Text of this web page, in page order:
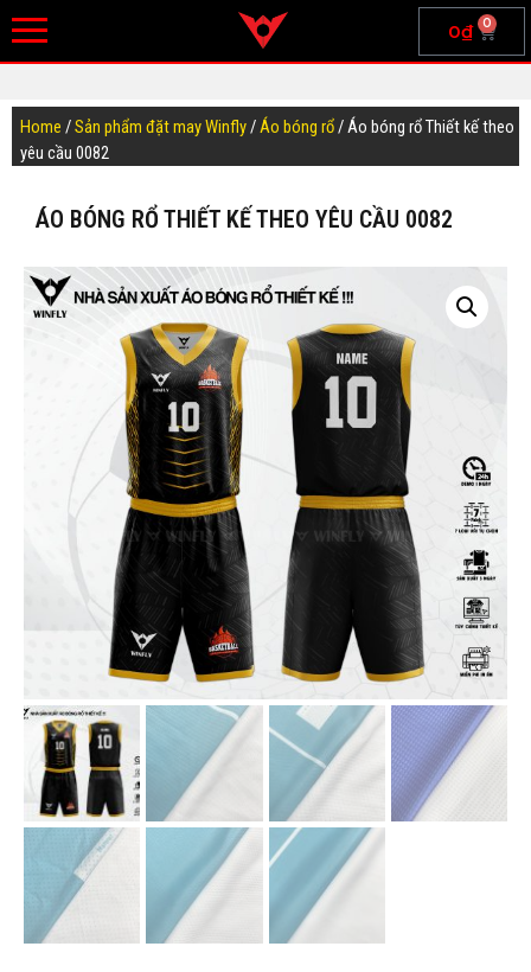
0₫ 0
Home /Sản phẩm đặt may Winfly/Áo bóng rổ/ Áo bóng rổ Thiết kế theo
yêu cầu 0082
ÁO BÓNG RỔ THIẾT KẾ THEO YÊU CẦU 0082